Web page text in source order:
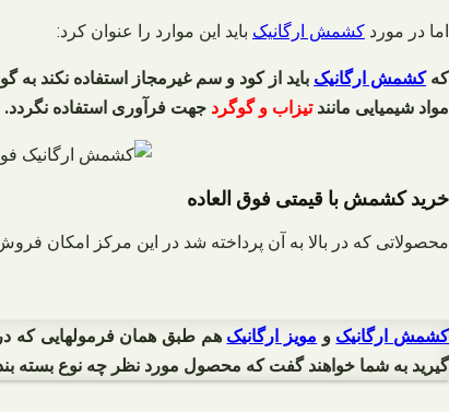
اما در مورد کشمش ارگانیک باید این موارد را عنوان کرد:
کهکشمش ارگانیک باید از کود و سم غیرمجاز استفاده نکند
مواد شیمیایی مانندتیزاب و گوگرد جهت فرآوری استفاده نگردد.
خرید کشمش با قیمتی فوق العاده
محصولاتی که در بالا به آن پرداخته شد در این مرکز امکان
کشمش ارگانیک و مویز ارگانیک هم طبق همان فرمولهایی که
گیرید به شما خواهند گفت که محصول مورد نظر چه نوع بسته